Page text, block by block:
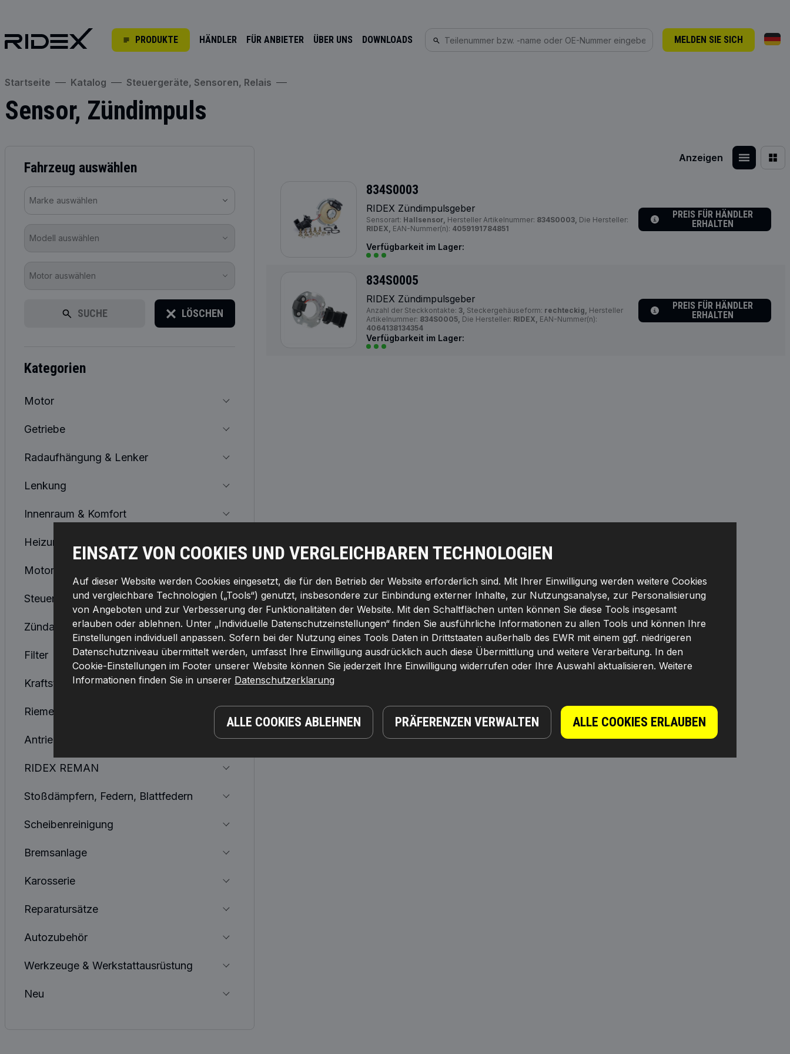
PRODUKTE HÄNDLER FÜR ANBIETER ÜBER UNS DOWNLOADS MELDEN SIE SICH
EINSATZ VON COOKIES UND VERGLEICHBAREN TECHNOLOGIEN
Auf dieser Website werden Cookies eingesetzt, die für den Betrieb der Website erforderlich sind. Mit Ihrer Einwilligung werden weitere Cookies
und vergleichbare Technologien („Tools“) genutzt, insbesondere zur Einbindung externer Inhalte, zur Nutzungsanalyse, zur Personalisierung
von Angeboten und zur Verbesserung der Funktionalitäten der Website. Mit den Schaltflächen unten können Sie diese Tools insgesamt
erlauben oder ablehnen. Unter „Individuelle Datenschutzeinstellungen“ finden Sie ausführliche Informationen zu allen Tools und können Ihre
Einstellungen individuell anpassen. Sofern bei der Nutzung eines Tools Daten in Drittstaaten außerhalb des EWR mit einem ggf. niedrigeren
Datenschutzniveau übermittelt werden, umfasst Ihre Einwilligung ausdrücklich auch diese Übermittlung und weitere Verarbeitung. In den
Cookie-Einstellungen im Footer unserer Website können Sie jederzeit Ihre Einwilligung widerrufen oder Ihre Auswahl aktualisieren. Weitere
Informationen finden Sie in unserer Datenschutzerklarung
ALLE COOKIES ABLEHNEN PRÄFERENZEN VERWALTEN ALLE COOKIES ERLAUBEN
Startseite Katalog Steuergeräte, Sensoren, Relais
Sensor, Zündimpuls
Fahrzeug auswählen
Marke auswählen
Modell auswählen
Motor auswählen
SUCHE LÖSCHEN
kategorien
Motor
Getriebe
Radaufhängung & Lenker
Lenkung
Innenraum & Komfort
Heizung / Luftung
Motorkühlung
Steuergeräte, Sensoren, Relais
Zündanlage & Glühanlage
Filter
Kraftstoffsystem
Riemen, Ketten, Rollen
Antriebswellen & Gelenke
RIDEX REMAN
Stoßdämpfern, Federn, Blattfedern
Scheibenreinigung
Bremsanlage
Karosserie
Reparatursätze
Autozubehör
Werkzeuge & Werkstattausrüstung
Neu
Anzeigen
834S0003
RIDEX Zündimpulsgeber
Sensorart: Hallsensor, Hersteller Artikelnummer: 834S0003, Die Hersteller:
RIDEX, EAN-Nummer(n): 4059191784851
Verfügbarkeit im Lager:
PREIS FÜR HÄNDLER
ERHALTEN
834S0005
RIDEX Zündimpulsgeber
Anzahl der Steckkontakte: 3, Steckergehäuseform: rechteckig, Hersteller
Artikelnummer: 834S0005, Die Hersteller: RIDEX, EAN-Nummer(n):
4064138134354
Verfügbarkeit im Lager:
PREIS FÜR HÄNDLER
ERHALTEN